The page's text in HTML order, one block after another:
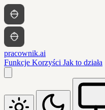
pracownik.ai
Funkcje Korzyści Jak to działa